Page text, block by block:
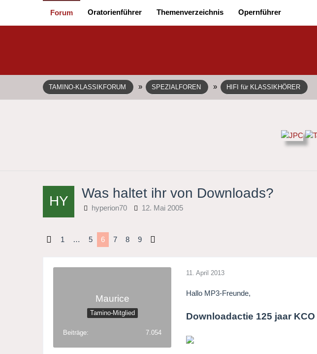
Forum Oratorienführer Themenverzeichnis Opernführer
TAMINO-KLASSIKFORUM » SPEZIALFOREN » HIFI für KLASSIKHÖRER
Was haltet ihr von Downloads?
hyperion70 12. Mai 2005
1 … 5 6 7 8 9
Maurice
Tamino-Mitglied
Beiträge 7.054
11. April 2013
Hallo MP3-Freunde,
Downloadactie 125 jaar KCO